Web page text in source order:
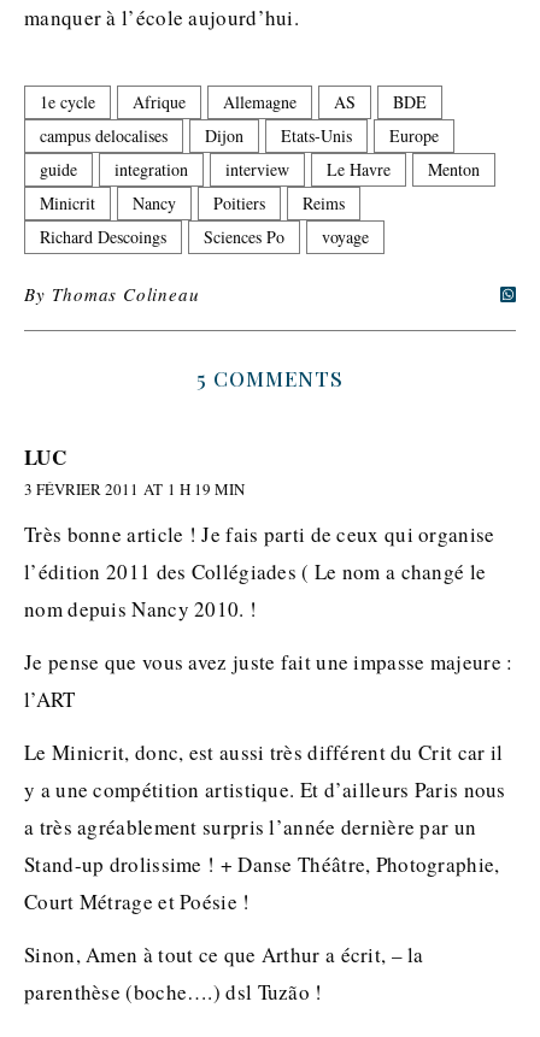
manquer à l’école aujourd’hui.
1e cycle Afrique Allemagne AS
BDE
campus delocalises
Dijon Etats-Unis
Europe
guide
integration interview Le Havre
Menton
Minicrit
Nancy Poitiers
Reims
Richard Descoings
Sciences Po voyage
By Thomas Colineau
5 COMMENTS
LUC
3 FÉVRIER 2011 AT 1 H 19 MIN
Très bonne article ! Je fais parti de ceux qui organise
l’édition 2011 des Collégiades ( Le nom a changé le
nom depuis Nancy 2010. !
Je pense que vous avez juste fait une impasse majeure :
l’ART
Le Minicrit, donc, est aussi très différent du Crit car il
y a une compétition artistique. Et d’ailleurs Paris nous
a très agréablement surpris l’année dernière par un
Stand-up drolissime ! + Danse Théâtre, Photographie,
Court Métrage et Poésie !
Sinon, Amen à tout ce que Arthur a écrit, – la
parenthèse (boche….) dsl Tuzão !